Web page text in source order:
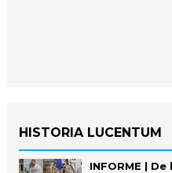
HISTORIA LUCENTUM
INFORME |